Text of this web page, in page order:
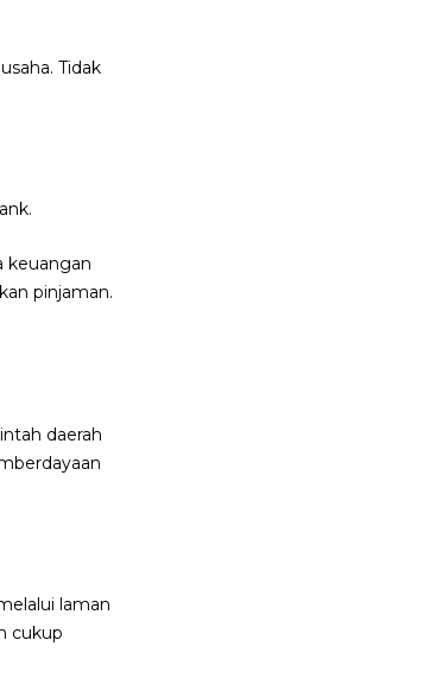
Tidak
keuangan
pinjaman.
daerah
laman
cukup